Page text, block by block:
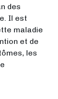
des
Il est
maladie
et de
les